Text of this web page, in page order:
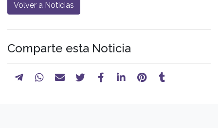
Volver a Noticias
Comparte esta Noticia